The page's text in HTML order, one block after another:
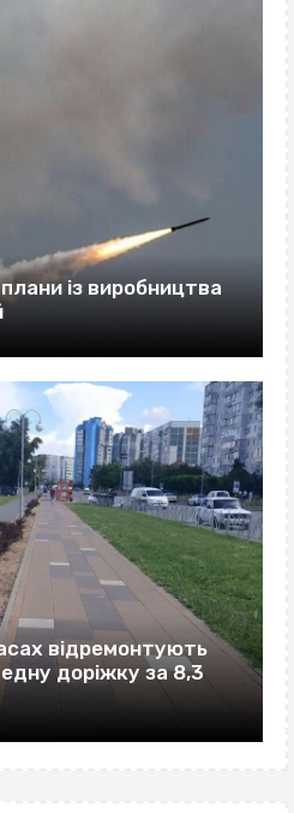
із виробництва
відремонтують
доріжку за 8,3